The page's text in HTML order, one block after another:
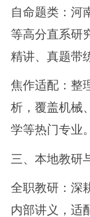
自命题类：河
等高分直系研
精讲、真题带
焦作适配：整
析，覆盖机械
学等热门专业。
三、本地教研
全职教研：深
内部讲义，适